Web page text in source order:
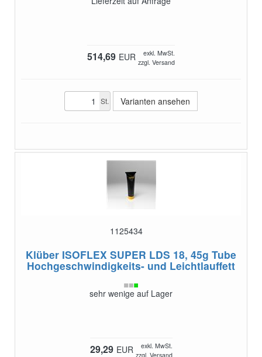
514,69 EUR
exkl. MwSt.
zzgl. Versand
St. Varianten ansehen
1125434
Klüber ISOFLEX SUPER LDS 18, 45g Tube
Hochgeschwindigkeits- und Leichtlauffett
sehr wenige auf Lager
29,29 EUR
exkl. MwSt.
zzgl. Versand